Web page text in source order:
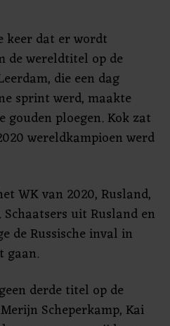
keer dat er wordt
de wereldtitel op de
die een dag
sprint werd, maakte
ploegen. Kok zat
wereldkampioen werd
WK van 2020, Rusland,
uit Rusland en
de Russische inval in
gaan.
derde titel op de
Scheperkamp, Kai